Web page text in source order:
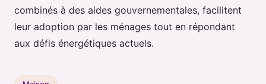
combinés à des aides gouvernementales, facilitent
leur adoption par les ménages tout en répondant
aux défis énergétiques actuels.